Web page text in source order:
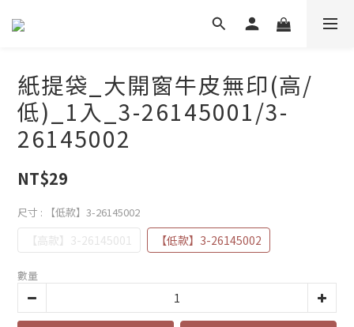
紙提袋_大開窗牛皮無印(高/
低)_1入_3-26145001/3-
26145002
NT$29
尺寸 : 【低款】3-26145002
【高款】3-26145001 【低款】3-26145002
數量